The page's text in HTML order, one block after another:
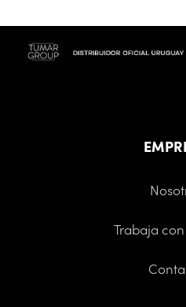
Trabaja